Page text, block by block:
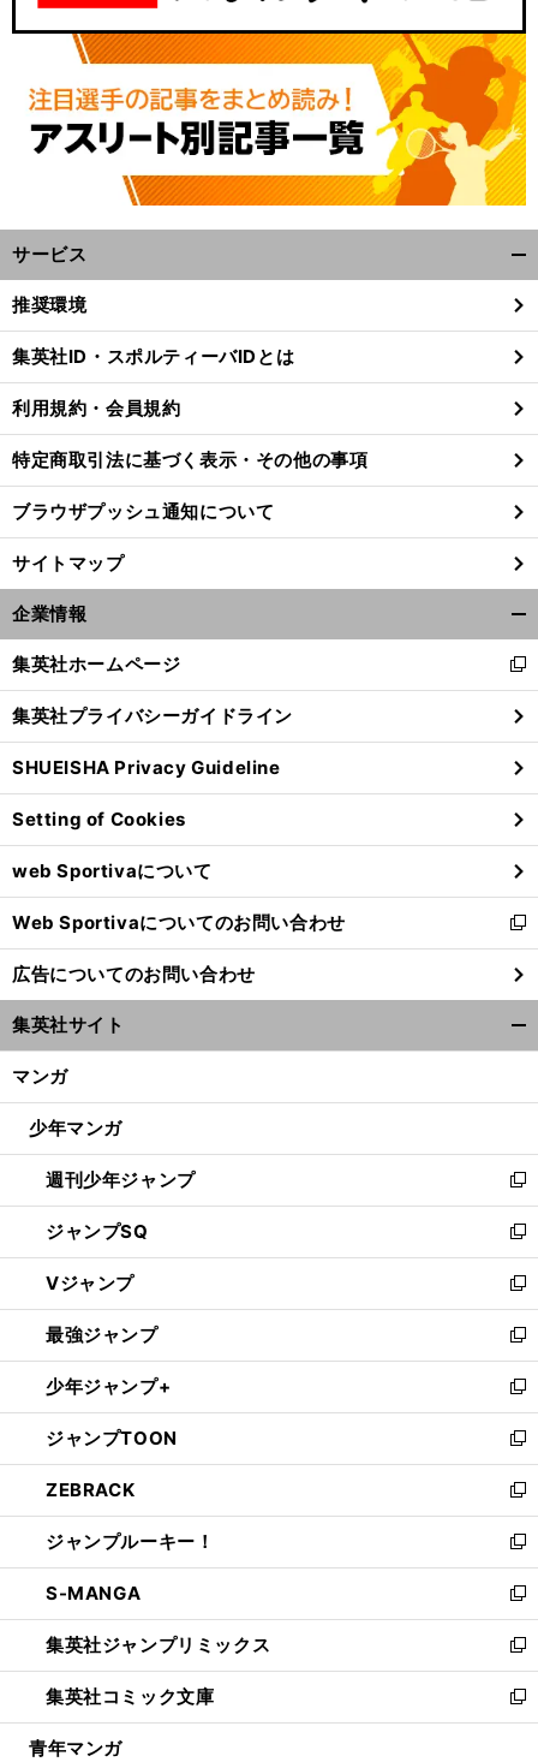
サービス
閉
る
推奨環境
集英社ID・スポルティーバIDとは
利用規約・会員規約
特定商取引法に基づく表示・その他の事項
ブラウザプッシュ通知について
サイトマップ
企業情報
閉
る
集英社ホームページ
新
し
い
ウ
ィ
ン
ド
ウ
で
開
く
集英社プライバシーガイドライン
SHUEISHA Privacy Guideline
Setting of Cookies
web Sportivaについて
Web Sportivaについてのお問い合わせ
新
し
い
ウ
ィ
ン
ウ
開
く
広告についてのお問い合わせ
集英社サイト
マンガ
少年マンガ
週刊少年ジャンプ
新
し
い
ウ
ィ
ン
ド
ウ
で
開
く
ジャンプSQ
新
し
い
ウ
ィ
ン
ド
ウ
で
開
く
Vジャンプ
新
し
い
ウ
ィ
ン
ド
ウ
で
開
く
最強ジャンプ
新
し
い
ウ
ィ
ン
ド
ウ
で
開
く
少年ジャンプ+
新
し
い
ウ
ィ
ン
ド
ウ
で
開
く
ジャンプTOON
新
し
い
ウ
ィ
ン
ド
ウ
で
開
く
ZEBRACK
新
し
い
ウ
ィ
ン
ド
ウ
で
開
ジャンプルーキー！
新
し
い
ウ
ィ
ン
ド
ウ
S-MANGA
新
し
い
ウ
ィ
ン
集英社ジャンプリミックス
新
し
い
ウ
集英社コミック文庫
新
し
青年マンガ